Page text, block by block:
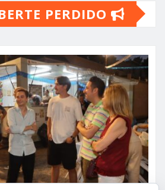
PERDIDO